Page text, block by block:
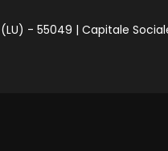
- 55049 | Capitale